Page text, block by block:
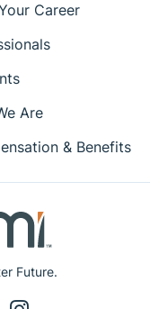
Future.
Career
Are
& Benefits